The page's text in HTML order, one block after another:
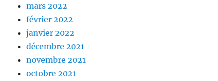
mars 2022
février 2022
janvier 2022
décembre 2021
novembre 2021
octobre 2021